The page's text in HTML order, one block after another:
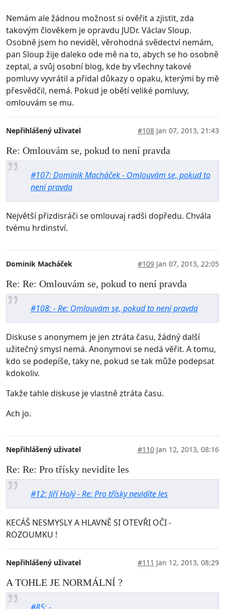
Nemám ale žádnou možnost si ověřit a zjistit, zda
takovým člověkem je opravdu JUDr. Václav Sloup.
Osobně jsem ho neviděl, věrohodná svědectví nemám,
pan Sloup žije daleko ode mě na to, abych se ho osobně
zeptal, a svůj osobní blog, kde by všechny takové
pomluvy vyvrátil a přidal důkazy o opaku, kterými by mě
přesvědčil, nemá. Pokud je obětí veliké pomluvy,
omlouvám se mu.
Nepřihlášený uživatel #108 Jan 07, 2013, 21:43
Re: Omlouvám se, pokud to není pravda
#107: Dominik Macháček - Omlouvám se, pokud to
není pravda
Největší přizdisráči se omlouvaj radši dopředu. Chvála
tvému hrdinství.
Dominik Macháček #109 Jan 07, 2013, 22:05
Re: Re: Omlouvám se, pokud to není pravda
#108: - Re: Omlouvám se, pokud to není pravda
Diskuse s anonymem je jen ztráta času, žádný další
užitečný smysl nemá. Anonymovi se nedá věřit. A tomu,
kdo se podepíše, taky ne, pokud se tak může podepsat
kdokoliv.
Takže tahle diskuse je vlastně ztráta času.
Ach jo.
Nepřihlášený uživatel #110 Jan 12, 2013, 08:16
Re: Re: Pro třísky nevidíte les
#12: Jiří Holý - Re: Pro třísky nevidíte les
KECÁŠ NESMYSLY A HLAVNĚ SI OTEVŘI OČI -
ROZOUMKU !
Nepřihlášený uživatel #111 Jan 12, 2013, 08:29
A TOHLE JE NORMÁLNÍ ?